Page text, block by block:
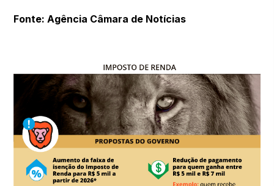
Fonte: Agência Câmara de Notícias